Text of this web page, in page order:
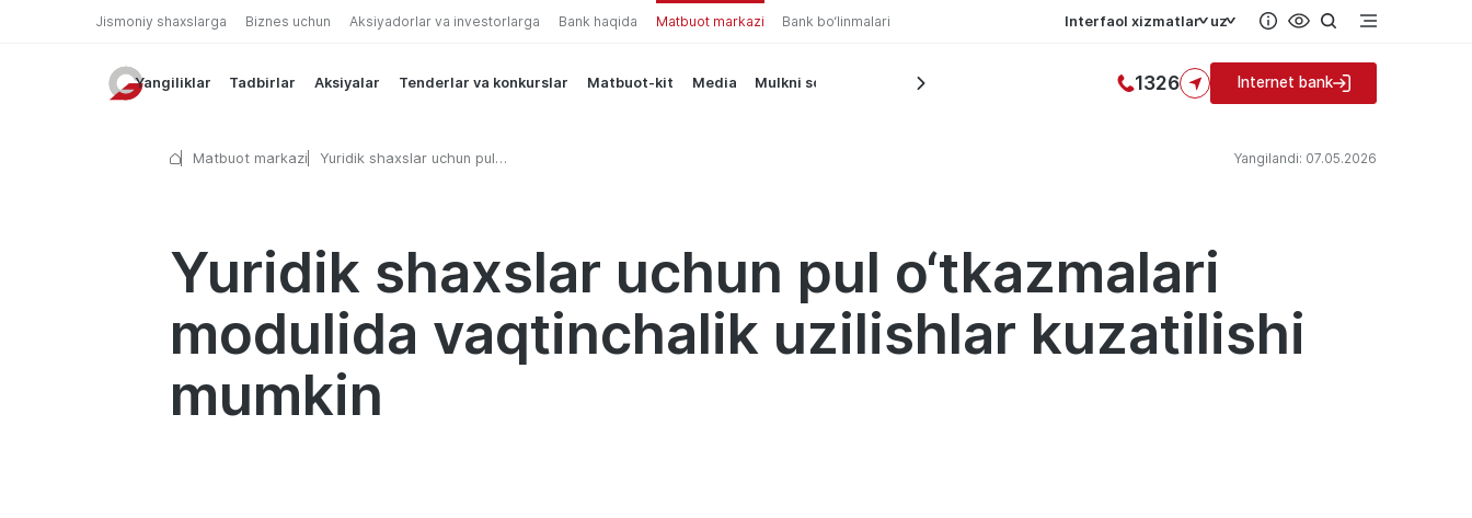
Jismoniy shaxslarga Biznes uchun Aksiyadorlar va investorlarga Bank haqida Matbuot markazi Bank bo‘linmalari Interfaol xizmatlar uz
Yangiliklar Tadbirlar Aksiyalar Tenderlar va konkurslar Matbuot-kit Media Mulkni sotish 1326 Internet bank
Matbuot markazi
Yuridik shaxslar uchun pul
Yangilandi: 07.05.2026
Yuridik shaxslar uchun pul o‘tkazmalari
modulida vaqtinchalik uzilishlar kuzatilishi
mumkin